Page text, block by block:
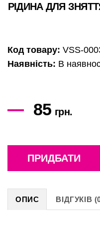
РІДИНА ДЛЯ
Код товару: VSS-
Наявність: В
85 грн.
ПРИДБАТИ
ОПИС ВІДГУКІВ